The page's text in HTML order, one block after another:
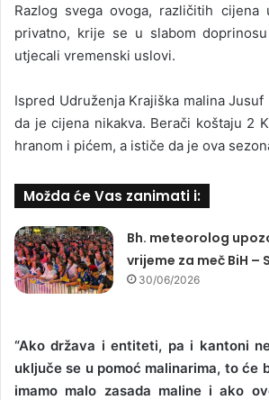
Razlog svega ovoga, različitih cijena
privatno, krije se u slabom
utjecali vremenski uslovi.
Ispred Udruženja Krajiška malina Jusuf
da je cijena nikakva. Berači koštaju 2
hranom i pićem, a ističe da je ova
Možda će Vas zanimati i:
Bh. meteorolog
vrijeme za meč BiH –
30/06/2026
“Ako država i entiteti, pa i kantoni
uključe se u pomoć malinarima, to će
imamo malo zasada maline i ako